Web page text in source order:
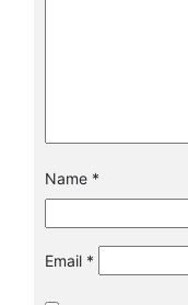
Name *
Email *